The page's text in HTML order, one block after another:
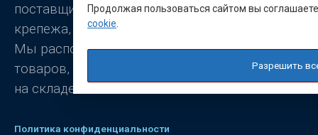
поставщиком заклёпок, промышленного
крепежа, станочной оснастки.
Мы располагаем широким ассортиментом
товаров, постоянно присутствующих
на складе.
Политика конфиденциальности
Продолжая пользоваться сайтом вы
cookie
Разрешить